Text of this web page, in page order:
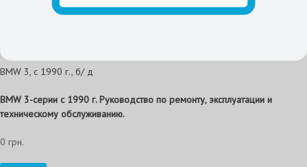
BMW 3, с 1990 г., б/ д
BMW 3-серии с 1990 г. Руководство по ремонту, эксплуатации и
техническому обслуживанию.
0 грн.